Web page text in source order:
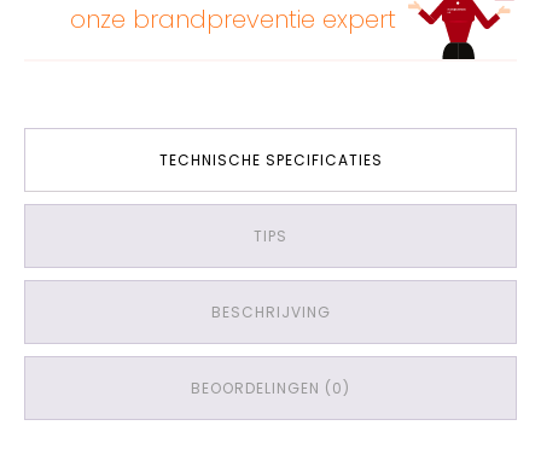
onze brandpreventie expert
TECHNISCHE SPECIFICATIES
TIPS
BESCHRIJVING
BEOORDELINGEN (0)